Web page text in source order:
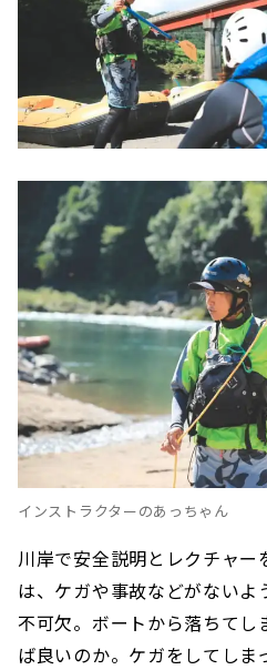
インストラクターのあっちゃん
川岸で安全説明とレクチャー
は、ケガや事故などがない
不可欠。ボートから落ちてし
ば良いのか。ケガをしてしま